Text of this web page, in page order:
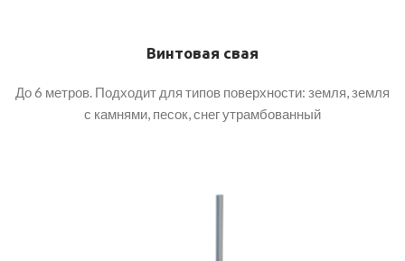
Винтовая свая
До 6 метров. Подходит для типов поверхности: земля, земля
с камнями, песок, снег утрамбованный